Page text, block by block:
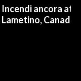
Incendi ancora
Lametino,